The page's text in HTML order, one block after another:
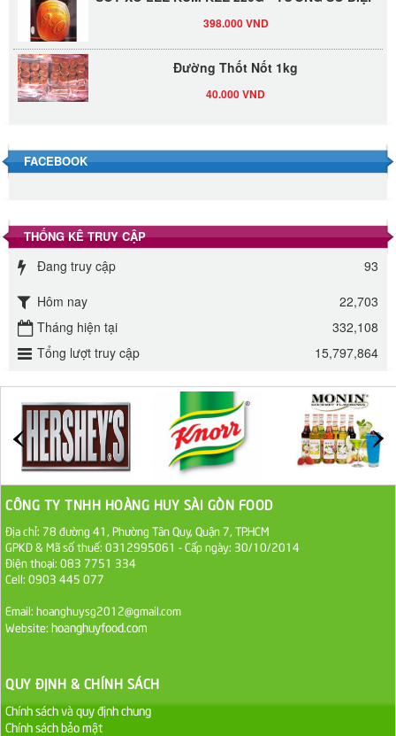
Đường Thốt Nốt 1kg
295.000 VND
Đường mía thiên nhiên Biên Hòa gói 1kg
Đường cát trắng An Khê bao 50kg
1.100.000 VND
Sa Tế Tôm Cholimex PET Hũ 450g
36.000 VND
Ớt Sa Tế Cholimex Hũ Thuỷ Tinh 150g
FACEBOOK
THỐNG KÊ TRUY CẬP
Đang truy cập
93
Hôm nay
22,703
Tháng hiện tại
332,108
Tổng lượt truy cập
15,797,864
CÔNG TY TNHH HOÀNG HUY SÀI GÒN FOOD
Địa chỉ: 78 đường 41, Phường Tân Quy, Quận 7, TP.HCM
GPKD & Mã số thuế: 0312995061 - Cấp ngày: 30/10/2014
Điện thoại: 083 7751 334
Cell: 0903 445 077
Email: hoanghuysg2012@gmail.com
Website: hoanghuyfood.com
QUY ĐỊNH & CHÍNH SÁCH
Chính sách và quy định chung
Chính sách bảo mật